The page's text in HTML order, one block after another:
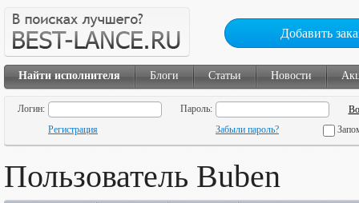
Добавить
Найти исполнителя Блоги Статьи Новости
Логин:
Пароль:
Регистрация
Забыли пароль?
Пользователь Buben